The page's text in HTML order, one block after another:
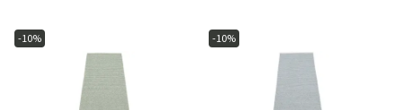
-10% -10%